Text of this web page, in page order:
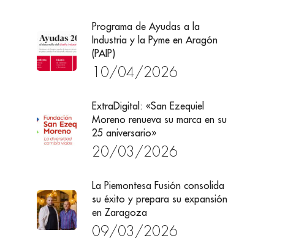
Programa de Ayudas a la
Industria y la Pyme en Aragón
(PAIP)
10/04/2026
ExtraDigital: «San Ezequiel
Moreno renueva su marca en su
25 aniversario»
20/03/2026
La Piemontesa Fusión consolida
su éxito y prepara su expansión
en Zaragoza
09/03/2026